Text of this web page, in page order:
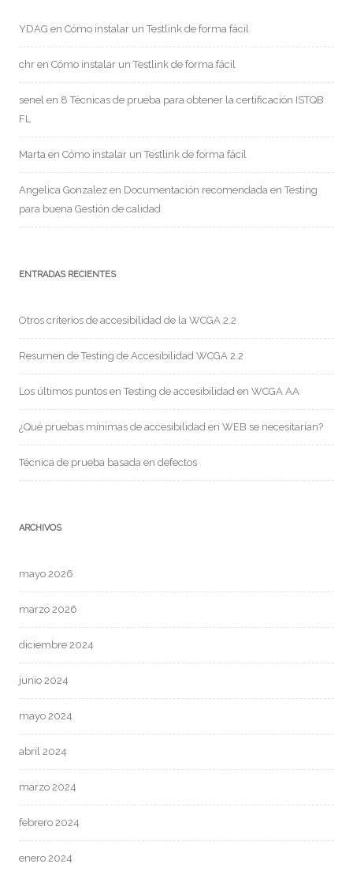
YDAG en Cómo instalar un Testlink de forma fácil
chr en Cómo instalar un Testlink de forma fácil
senel en 8 Técnicas de prueba para obtener la certificación ISTQB
FL
Marta en Cómo instalar un Testlink de forma fácil
Angelica Gonzalez en Documentación recomendada en Testing
para buena Gestión de calidad
ENTRADAS RECIENTES
Otros criterios de accesibilidad de la WCGA 2.2
Resumen de Testing de Accesibilidad WCGA 2.2
Los últimos puntos en Testing de accesibilidad en WCGA AA
¿Qué pruebas mínimas de accesibilidad en WEB se necesitarían?
Técnica de prueba basada en defectos
ARCHIVOS
mayo 2026
marzo 2026
diciembre 2024
junio 2024
mayo 2024
abril 2024
marzo 2024
febrero 2024
enero 2024